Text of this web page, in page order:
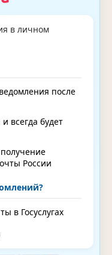
в личном
после
всегда будет
России
в Госуслугах